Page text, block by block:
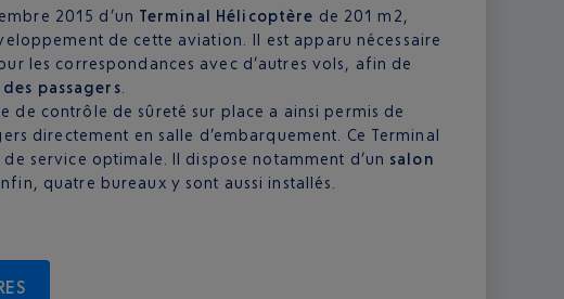
2015 d’un Terminal Hélicoptère de 201 m2,
de cette aviation. Il est apparu nécessaire
les correspondances avec d’autres vols, afin de
passagers
de contrôle de sûreté sur place a ainsi permis de
directement en salle d’embarquement. Ce Terminal
service optimale. Il dispose notamment d’un salon
quatre bureaux y sont aussi installés.